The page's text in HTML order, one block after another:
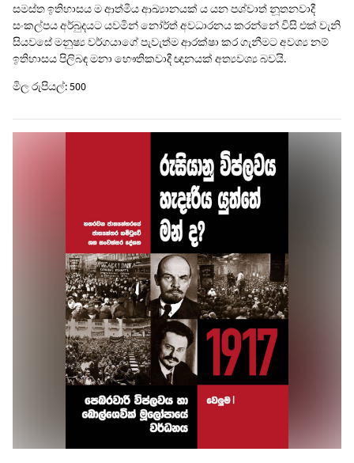
සමස්ත ඉතිහාසය ම ආත්මීය ආඛ්‍යානයක් ය යන පශ්චාත් නූතනවාදී
සංකල්පය අර්බුදයට යවමින් නෝර්ත් අවධාරනය කරන්නේ විසි එක් වැනි
සියවසේ මනුෂ්‍ය වර්ගයාගේ පැවැත්ම ආරක්ෂා කර ගැනීමට අවශ්‍ය නම්
ඉතිහාසය පිලිබඳ මනා භෞතිකවාදී ඥානයක් අත්‍යවශ්‍ය බවයි.
මිල රුපියල්: 500